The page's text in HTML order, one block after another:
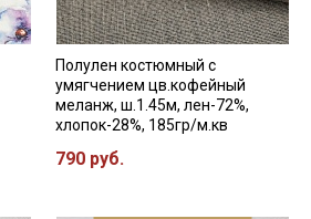
Полулен костюмный с
умягчением цв.кофейный
меланж, ш.1.45м, лен-72%,
хлопок-28%, 185гр/м.кв
790 руб.
от
узкие